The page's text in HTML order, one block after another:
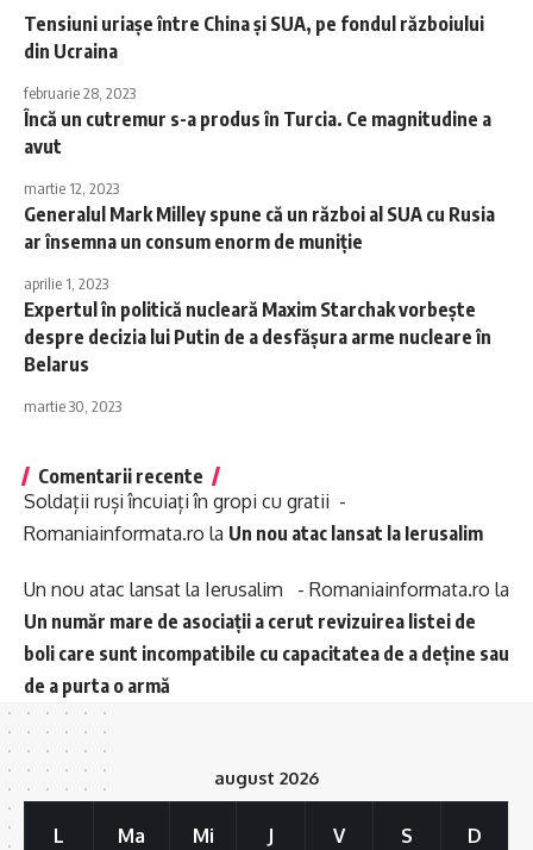
Tensiuni uriașe între China și SUA, pe fondul războiului
din Ucraina
februarie 28, 2023
Încă un cutremur s-a produs în Turcia. Ce magnitudine a
avut
martie 12, 2023
Generalul Mark Milley spune că un război al SUA cu Rusia
ar însemna un consum enorm de muniție
aprilie 1, 2023
Expertul în politică nucleară Maxim Starchak vorbește
despre decizia lui Putin de a desfășura arme nucleare în
Belarus
martie 30, 2023
Comentarii recente
Soldații ruși încuiați în gropi cu gratii -
Romaniainformata.ro la Un nou atac lansat la Ierusalim
Un nou atac lansat la Ierusalim - Romaniainformata.ro la
Un număr mare de asociații a cerut revizuirea listei de
boli care sunt incompatibile cu capacitatea de a deține sau
de a purta o armă
august 2026
L Ma Mi J V S D